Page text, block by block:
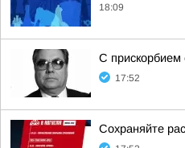
18:09
С прискорбием
17:52
Сохраняйте